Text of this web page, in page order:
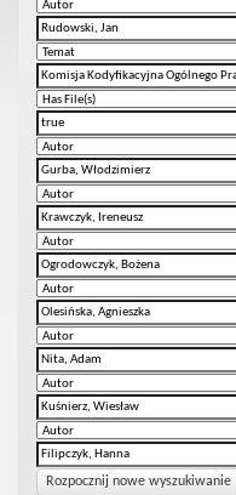
Rozpocznij nowe wyszukiwanie